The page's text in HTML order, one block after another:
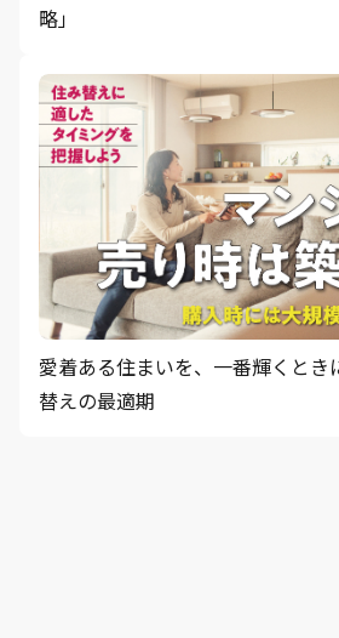
略」
愛着ある住まいを、一番輝くとき
替えの最適期